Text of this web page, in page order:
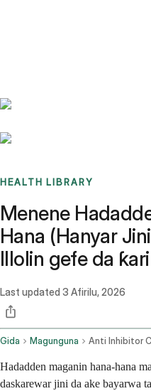
HEALTH LIBRARY
Menene
Hana (Hanyar
Illolin gefe da ƙari
Last updated 3 Afirilu, 2026
Gida Magunguna
Hadadden maganin hana-hana
daskarewar jini da ake bayarwa